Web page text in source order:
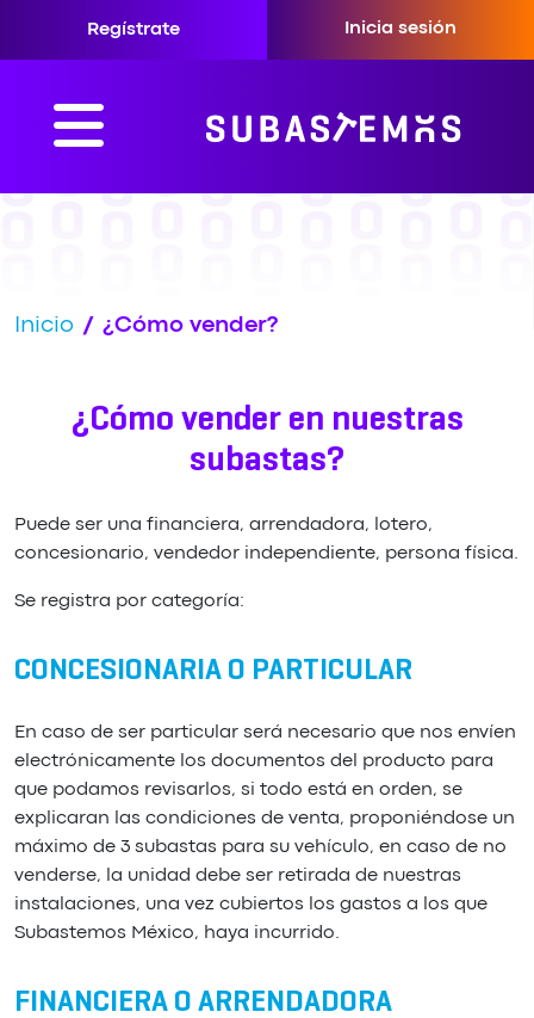
Regístrate Inicia sesión
Inicio / ¿Cómo vender?
¿Cómo vender en nuestras
subastas?
Puede ser una financiera, arrendadora, lotero,
concesionario, vendedor independiente, persona física.
Se registra por categoría:
CONCESIONARIA O PARTICULAR
En caso de ser particular será necesario que nos envíen
electrónicamente los documentos del producto para
que podamos revisarlos, si todo está en orden, se
explicaran las condiciones de venta, proponiéndose un
máximo de 3 subastas para su vehículo, en caso de no
venderse, la unidad debe ser retirada de nuestras
instalaciones, una vez cubiertos los gastos a los que
Subastemos México, haya incurrido.
FINANCIERA O ARRENDADORA